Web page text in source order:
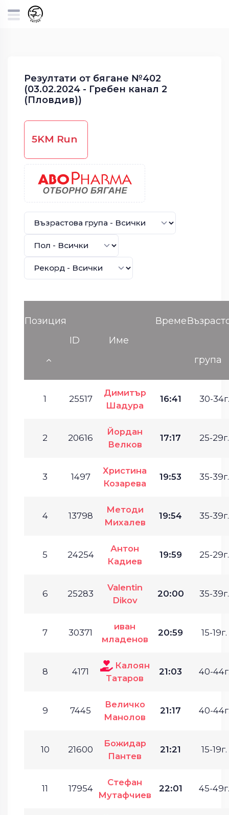
Резултати от бягане №402
(03.02.2024 - Гребен канал 2
(Пловдив))
5KM Run
Позиция
ID
Име
Време
група
1 25517
Димитър
Шадура
16:41 30-34г.
2 20616
Йордан
Велков
17:17 25-29г.
3 1497
Христина
Козарева
19:53 35-39г.
4 13798
Методи
Михалев
19:54 35-39г.
5 24254
Антон
Кадиев
19:59 25-29г.
6 25283
Valentin
Dikov
20:00 35-39г.
7 30371
иван
младенов
20:59 15-19г.
8 4171
Калоян
Татаров
21:03 40-
9 7445
Величко
Манолов
21:17 40-
10 21600
Божидар
Пантев
21:21 15-19г.
11 17954
Стефан
Мутафчиев
22:01 45-49г.